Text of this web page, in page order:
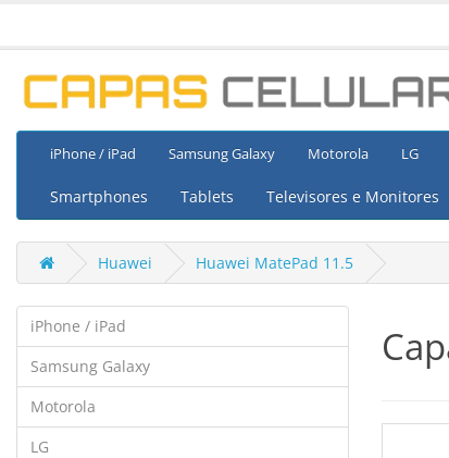
iPhone / iPad Samsung Galaxy Motorola LG
Smartphones Tablets Televisores e Monitores
Huawei Huawei MatePad 11.5
iPhone / iPad
Samsung Galaxy
Motorola
LG